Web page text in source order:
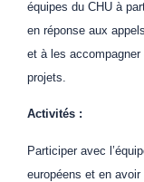
équipes du CHU à
en réponse aux
et à les
projets.
Activités :
Participer avec
européens et en